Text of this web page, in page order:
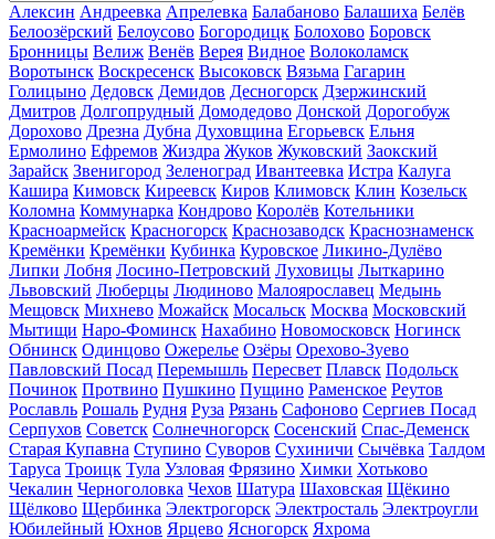
Алексин Андреевка Апрелевка Балабаново Балашиха Белёв
Белоозёрский Белоусово Богородицк Болохово Боровск
Бронницы Велиж Венёв Верея Видное Волоколамск
Воротынск Воскресенск Высоковск Вязьма Гагарин
Голицыно Дедовск Демидов Десногорск Дзержинский
Дмитров Долгопрудный Домодедово Донской Дорогобуж
Дорохово Дрезна Дубна Духовщина Егорьевск Ельня
Ермолино Ефремов Жиздра Жуков Жуковский Заокский
Зарайск Звенигород Зеленоград Ивантеевка Истра Калуга
Кашира Кимовск Киреевск Киров Климовск Клин Козельск
Коломна Коммунарка Кондрово Королёв Котельники
Красноармейск Красногорск Краснозаводск Краснознаменск
Кремёнки Кремёнки Кубинка Куровское Ликино-Дулёво
Липки Лобня Лосино-Петровский Луховицы Лыткарино
Львовский Люберцы Людиново Малоярославец Медынь
Мещовск Михнево Можайск Мосальск Москва Московский
Мытищи Наро-Фоминск Нахабино Новомосковск Ногинск
Обнинск Одинцово Ожерелье Озёры Орехово-Зуево
Павловский Посад Перемышль Пересвет Плавск Подольск
Починок Протвино Пушкино Пущино Раменское Реутов
Рославль Рошаль Рудня Руза Рязань Сафоново Сергиев Посад
Серпухов Советск Солнечногорск Сосенский Спас-Деменск
Старая Купавна Ступино Суворов Сухиничи Сычёвка Талдом
Таруса Троицк Тула Узловая Фрязино Химки Хотьково
Чекалин Черноголовка Чехов Шатура Шаховская Щёкино
Щёлково Щербинка Электрогорск Электросталь Электроугли
Юбилейный Юхнов Ярцево Ясногорск Яхрома